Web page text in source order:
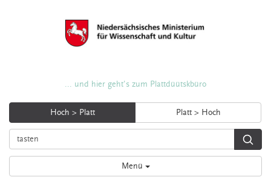
... und hier geht's zum Plattdüütskbüro
Hoch > Platt Platt > Hoch
Menü